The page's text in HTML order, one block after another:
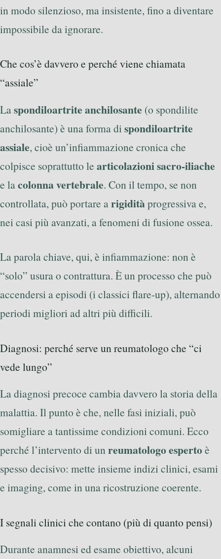
in modo silenzioso, ma insistente, fino a diventare
impossibile da ignorare.
Che cos’è davvero e perché viene chiamata
“assiale”
Laspondiloartrite anchilosante (o spondilite
anchilosante) è una forma dispondiloartrite
assiale, cioè un’infiammazione cronica che
colpisce soprattutto le articolazioni sacro-iliache
e lacolonna vertebrale. Con il tempo, se non
controllata, può portare arigiditàprogressiva e,
nei casi più avanzati, a fenomeni di fusione ossea.
La parola chiave, qui, è infiammazione: non è
“solo” usura o contrattura. È un processo che può
accendersi a episodi (i classici flare-up), alternando
periodi migliori ad altri più difficili.
Diagnosi: perché serve un reumatologo che “ci
vede lungo”
La diagnosi precoce cambia davvero la storia della
malattia. Il punto è che, nelle fasi iniziali, può
somigliare a tantissime condizioni comuni. Ecco
perché l’intervento di unreumatologo espertoè
spesso decisivo: mette insieme indizi clinici, esami
e imaging, come in una ricostruzione coerente.
I segnali clinici che contano (più di quanto pensi)
Durante anamnesi ed esame obiettivo, alcuni